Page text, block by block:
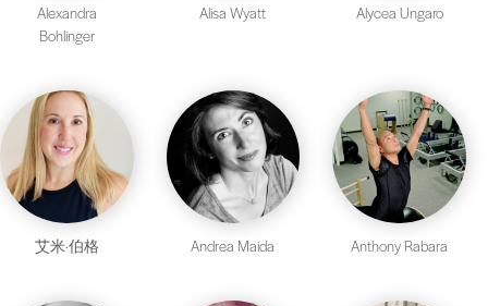
Alexandra
Bohlinger
Alisa Wyatt Alycea Ungaro
艾米·伯格 Andrea Maida Anthony Rabara